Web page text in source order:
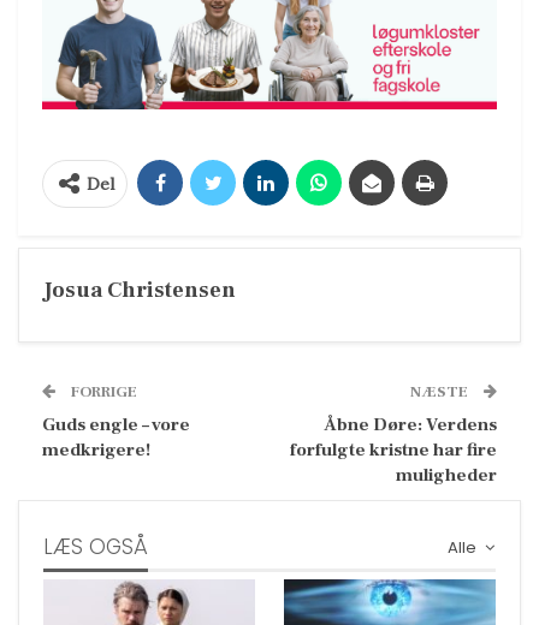
Del
Josua Christensen
FORRIGE
Guds engle – vore
medkrigere!
NÆSTE
Åbne Døre: Verdens
forfulgte kristne har fire
muligheder
Alle
LÆS OGSÅ